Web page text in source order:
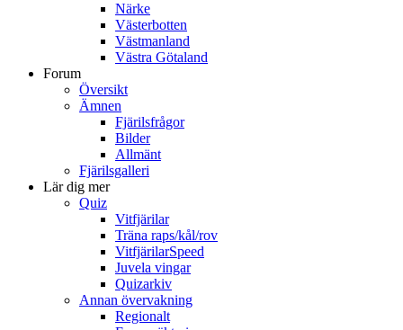
Närke
Västerbotten
Västmanland
Västra Götaland
Forum
Översikt
Ämnen
Fjärilsfrågor
Bilder
Allmänt
Fjärilsgalleri
Lär dig mer
Quiz
Vitfjärilar
Träna raps/kål/rov
VitfjärilarSpeed
Juvela vingar
Quizarkiv
Annan övervakning
Regionalt